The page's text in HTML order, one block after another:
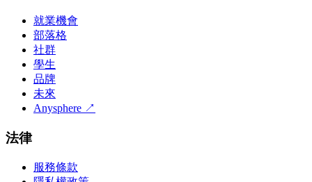
就業機會
部落格
社群
學生
品牌
未來
Anysphere ↗
法律
服務條款